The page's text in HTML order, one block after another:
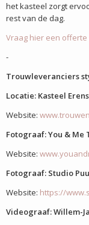
het kasteel zorgt
rest van de dag.
Vraag hier een
-
Trouwleveranciers
Locatie: Kasteel
Website:
Fotograaf: You &
Website:
Fotograaf: Studio
Website: https://
Videograaf: Willem-